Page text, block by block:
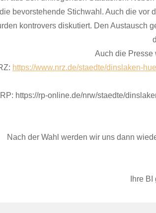
die bevorstehende Stichwahl. Auch die vor
kontrovers diskutiert. Den Austausch
Auch die Presse
https://www.nrz.de/staedte/dinslaken-
RP: https://rp-online.de/nrw/staedte/
Nach der Wahl werden wir uns dann
Ihre